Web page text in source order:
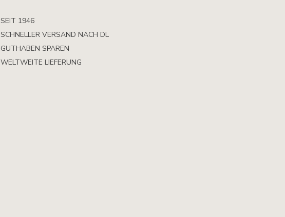
SEIT 1946
SCHNELLER VERSAND NACH DL
GUTHABEN SPAREN
WELTWEITE LIEFERUNG